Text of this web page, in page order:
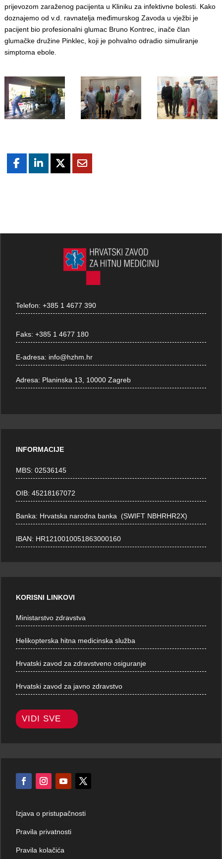
prijevozom zaraženog pacijenta u Kliniku za infektivne bolesti. Kako
doznajemo od v.d. ravnatelja međimurskog Zavoda u vježbi je
pacijent bio profesionalni glumac Bruno Kontrec, inače član
glumačke družine Pinklec, koji je pohvalno odradio simuliranje
simptoma ebole.
Telefon:+385 1 4677 390
Faks:+385 1 4677 180
E-adresa: info@hzhm.hr
Adresa: Planinska 13, 10000 Zagreb
INFORMACIJE
MBS: 02536145
OIB: 45218167072
Banka: Hrvatska narodna banka (SWIFT NBHRHR2X)
IBAN: HR1210010051863000160
KORISNI LINKOVI
Ministarstvo zdravstva
Helikopterska hitna medicinska služba
Hrvatski zavod za zdravstveno osiguranje
Hrvatski zavod za javno zdravstvo
VIDI SVE
Izjava o pristupačnosti
Pravila privatnosti
Pravila kolačića